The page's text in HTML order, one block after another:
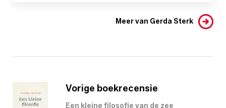
Meer van Gerda Sterk
Vorige boekrecensie
Een kleine filosofie van de zee